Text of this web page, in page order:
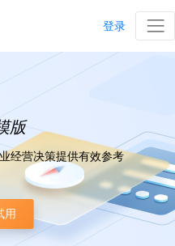
登录
版
经营决策提供有效参考
用